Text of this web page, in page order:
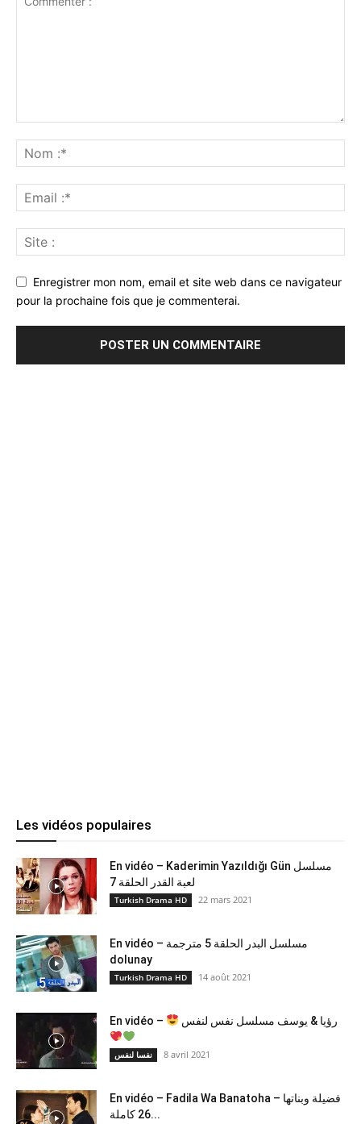
Enregistrer mon nom, email et site web dans ce navigateur
pour la prochaine fois que je commenterai.
Les vidéos populaires
En vidéo – Kaderimin Yazıldığı Gün مسلسل
لعبة القدر الحلقة 7
Turkish Drama HD 22 mars 2021
En vidéo – مسلسل البدر الحلقة 5 مترجمة
dolunay
Turkish Drama HD 14 août 2021
En vidéo – رؤيا & يوسف مسلسل نفس لنفس
نفسا لنفس 8 avril 2021
En vidéo – Fadila Wa Banatoha – فضيلة وبناتها
26 كاملة...